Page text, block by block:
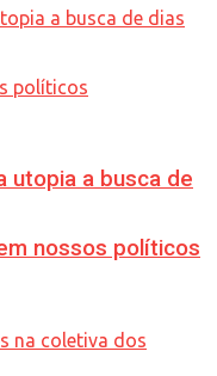
utopia a busca de
nossos políticos